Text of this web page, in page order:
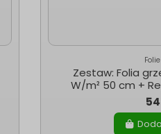
Zestaw: Folia
W/m² 50 cm +